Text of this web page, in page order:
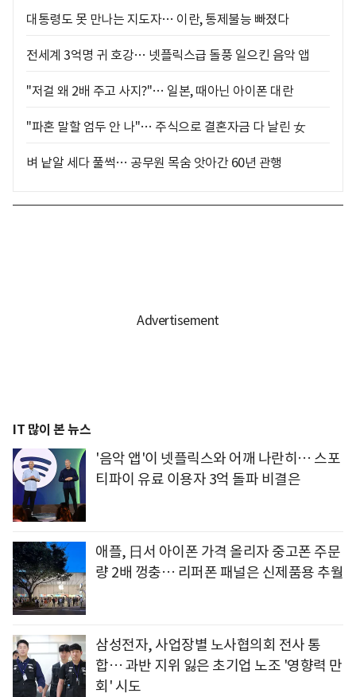
대통령도 못 만나는 지도자… 이란, 통제불능 빠졌다
전세계 3억명 귀 호강… 넷플릭스급 돌풍 일으킨 음악 앱
"저걸 왜 2배 주고 사지?"… 일본, 때아닌 아이폰 대란
"파혼 말할 엄두 안 나"… 주식으로 결혼자금 다 날린 女
벼 낱알 세다 풀썩… 공무원 목숨 앗아간 60년 관행
IT 많이 본 뉴스
'음악 앱'이 넷플릭스와 어깨 나란히… 스포
티파이 유료 이용자 3억 돌파 비결은
애플, 日서 아이폰 가격 올리자 중고폰 주문
량 2배 껑충… 리퍼폰 패널은 신제품용 추월
삼성전자, 사업장별 노사협의회 전사 통
합… 과반 지위 잃은 초기업 노조 '영향력 만
회' 시도